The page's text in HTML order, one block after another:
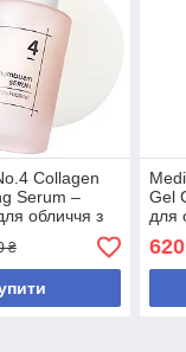
Collagen
Serum –
обличчя з
мл
₴
Gel
для